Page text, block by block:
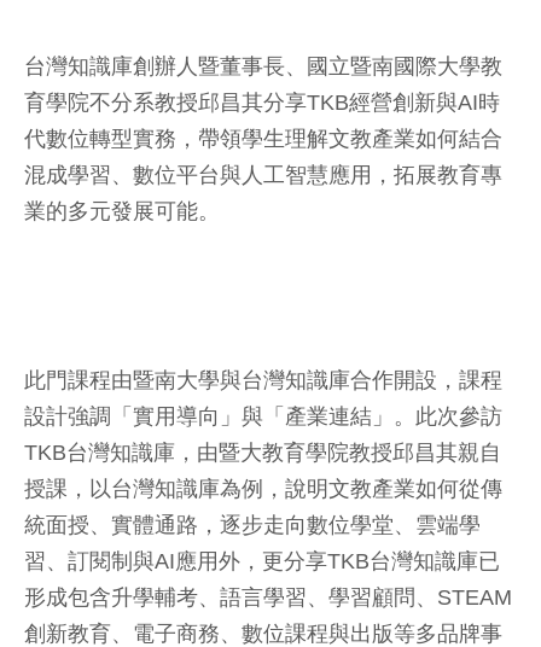
台灣知識庫創辦人暨董事長、國立暨南國際大學教
育學院不分系教授邱昌其分享TKB經營創新與AI時
代數位轉型實務，帶領學生理解文教產業如何結合
混成學習、數位平台與人工智慧應用，拓展教育專
業的多元發展可能。
此門課程由暨南大學與台灣知識庫合作開設，課程
設計強調「實用導向」與「產業連結」。此次參訪
TKB台灣知識庫，由暨大教育學院教授邱昌其親自
授課，以台灣知識庫為例，說明文教產業如何從傳
統面授、實體通路，逐步走向數位學堂、雲端學
習、訂閱制與AI應用外，更分享TKB台灣知識庫已
形成包含升學輔考、語言學習、學習顧問、STEAM
創新教育、電子商務、數位課程與出版等多品牌事